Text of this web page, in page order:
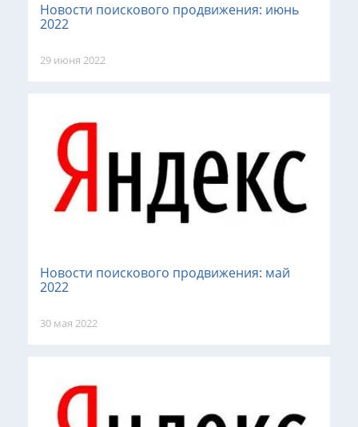
Новости поискового продвижения: июнь
2022
29 июня 2022
Новости поискового продвижения: май
2022
30 мая 2022